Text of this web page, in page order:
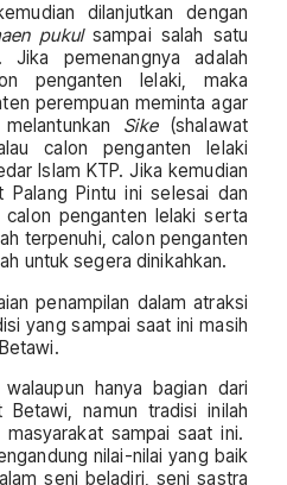
dilanjutkan dengan
pukul sampai salah satu
. Jika pemenangnya adalah
penganten lelaki, maka
perempuan meminta agar
Sike(shalawat
calon penganten lelaki
Islam KTP. Jika kemudian
Palang Pintu ini selesai dan
penganten lelaki serta
terpenuhi, calon penganten
untuk segera dinikahkan.
penampilan dalam atraksi
yang sampai saat ini masih
hanya bagian dari
Betawi, namun tradisi inilah
sampai saat ini.
nilai-nilai yang baik
seni beladiri, seni sastra